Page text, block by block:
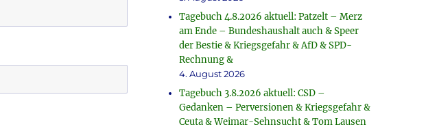
Tagebuch 4.8.2026 aktuell: Patzelt – Merz
am Ende – Bundeshaushalt auch & Speer
der Bestie & Kriegsgefahr & AfD & SPD-
Rechnung &
4. August 2026
Tagebuch 3.8.2026 aktuell: CSD –
Gedanken – Perversionen & Kriegsgefahr &
Ceuta & Weimar-Sehnsucht & Tom Lausen